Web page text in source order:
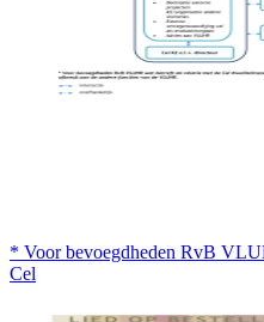
* Voor bevoegdheden RvB
Cel